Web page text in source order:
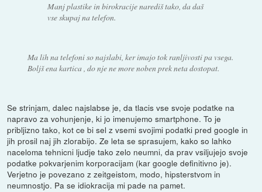
Manj plastike in birokracije narediš tako, da daš
vse skupaj na telefon.
Ma lih na telefoni so najslabi, ker imajo tok ranljivosti pa vsega.
Boljš ena kartica , do nje ne more noben prek neta dostopat.
Se strinjam, dalec najslabse je, da tlacis vse svoje podatke na
napravo za vohunjenje, ki jo imenujemo smartphone. To je
pribljizno tako, kot ce bi sel z vsemi svojimi podatki pred google in
jih prosil naj jih zlorabijo. Ze leta se sprasujem, kako so lahko
naceloma tehnicni ljudje tako zelo neumni, da prav vsiljujejo svoje
podatke pokvarjenim korporacijam (kar google definitivno je).
Verjetno je povezano z zeitgeistom, modo, hipsterstvom in
neumnostjo. Pa se idiokracija mi pade na pamet.